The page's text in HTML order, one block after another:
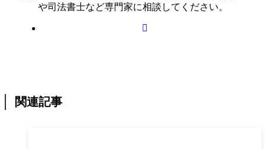
や司法書士など専門家に相談してください。
関連記事